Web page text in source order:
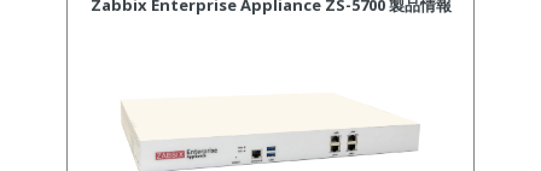
Zabbix Enterprise Appliance ZS-5700 製品情報